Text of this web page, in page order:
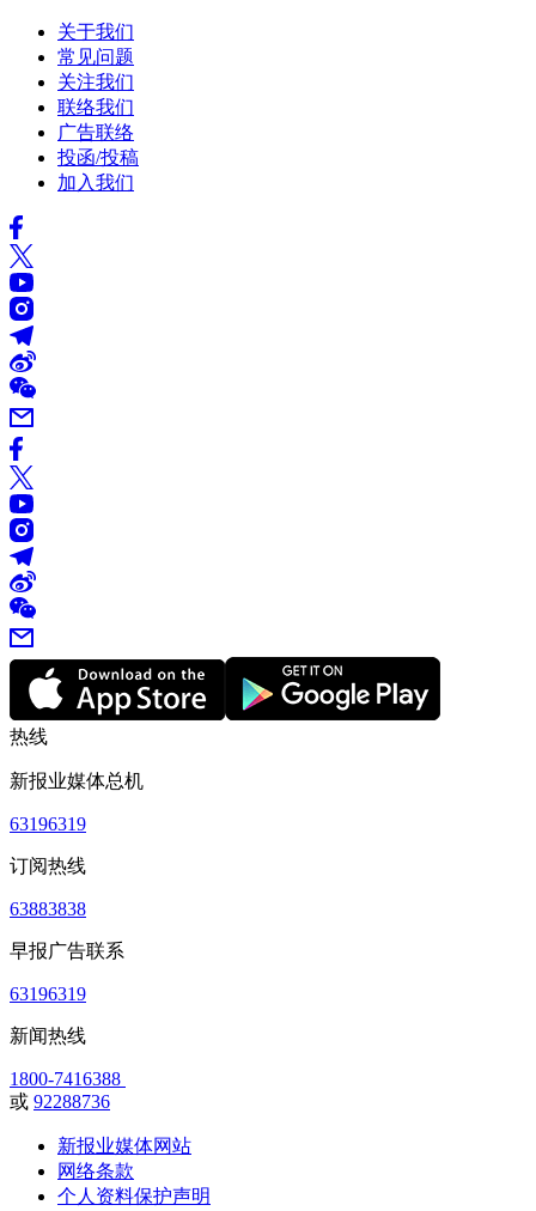
关于我们
常见问题
关注我们
联络我们
广告联络
投函/投稿
加入我们
热线
新报业媒体总机
63196319
订阅热线
63883838
早报广告联系
63196319
新闻热线
1800-7416388
或 92288736
新报业媒体网站
网络条款
个人资料保护声明